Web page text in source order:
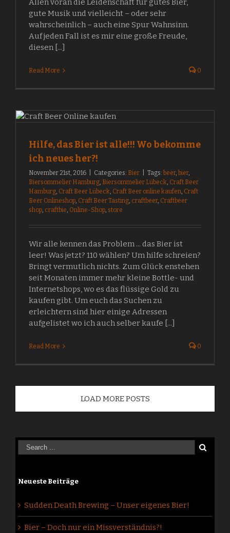
Allen voran die Leidenschaft für gutes Bier,
gute Musik und vielleicht – oder sehr
wahrscheinlich – auch eine Spur Wahnsinn.
Auf jeden Fall ist es mir eine große Freude,
diesen [...]
Read More 0
Hilfe, das Bier ist alle!!! Wo bekomme
ich neues her?!
November 21st, 2016 Categories: Bier Tags: beer, bier,
Biersommelier Hamburg, Biersommelier Lübeck, Craft Beer
Hamburg, Craft Beer Lübeck, Craft Beer online kaufen, Craft
Beer Onlineshop, Craft Beer Tasting, craftbeer, Craftbeer
shop, craftbie, Online-Shop, store
Wir alle kennen das Problem ... das Bier ist
leer! Was jetzt? 110 wählen? Um hilfe schreien?
Bringt vermutlich nichts. Zum Glück enstehen
seit Monaten immer mehr kleine Bottle- und
Internetshops, wo es das flüssige Gold zu
kaufen gibt. Um euch das Suchen zu
erleichtern sind hier einige Adressen
aufgelistet wo ich auch selber kaufe [...]
Read More 0
LOAD MORE POSTS
Neueste Beiträge
Sudden Death Brewing – Unser eigenes Bier!
Bier – Doch nur ein Missverständnis?!